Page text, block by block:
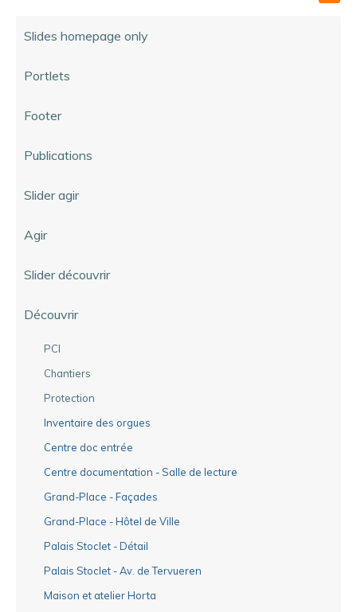
Slides homepage only
Portlets
Footer
Publications
Slider agir
Agir
Slider découvrir
Découvrir
PCI
Chantiers
Protection
Inventaire des orgues
Centre doc entrée
Centre documentation - Salle de lecture
Grand-Place - Façades
Grand-Place - Hôtel de Ville
Palais Stoclet - Détail
Palais Stoclet - Av. de Tervueren
Maison et atelier Horta